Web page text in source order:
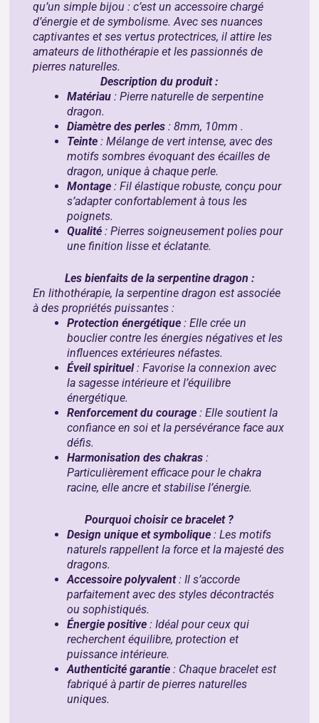
qu’un simple bijou : c’est un accessoire chargé
d’énergie et de symbolisme. Avec ses nuances
captivantes et ses vertus protectrices, il attire les
amateurs de lithothérapie et les passionnés de
pierres naturelles.
Description du produit :
Matériau : Pierre naturelle de serpentine
dragon.
Diamètre des perles : 8mm, 10mm .
Teinte : Mélange de vert intense, avec des
motifs sombres évoquant des écailles de
dragon, unique à chaque perle.
Montage : Fil élastique robuste, conçu pour
s’adapter confortablement à tous les
poignets.
Qualité : Pierres soigneusement polies pour
une finition lisse et éclatante.
Les bienfaits de la serpentine dragon :
En lithothérapie, la serpentine dragon est associée
à des propriétés puissantes :
Protection énergétique : Elle crée un
bouclier contre les énergies négatives et les
influences extérieures néfastes.
Éveil spirituel: Favorise la connexion avec
la sagesse intérieure et l’équilibre
énergétique.
Renforcement du courage : Elle soutient la
confiance en soi et la persévérance face aux
défis.
Harmonisation des chakras :
Particulièrement efficace pour le chakra
racine, elle ancre et stabilise l’énergie.
Pourquoi choisir ce bracelet ?
Design unique et symbolique : Les motifs
naturels rappellent la force et la majesté des
dragons.
Accessoire polyvalent: Il s’accorde
parfaitement avec des styles décontractés
ou sophistiqués.
Énergie positive : Idéal pour ceux qui
recherchent équilibre, protection et
puissance intérieure.
Authenticité garantie : Chaque bracelet est
fabriqué à partir de pierres naturelles
uniques.